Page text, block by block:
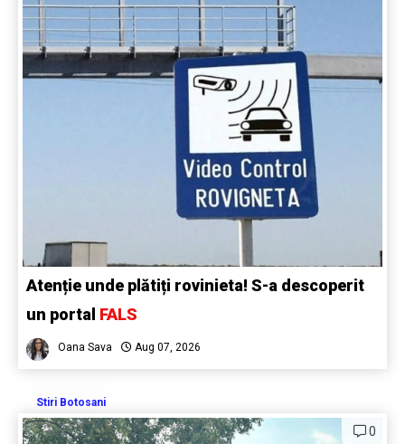
Atenție unde plătiți rovinieta! S-a descoperit
un portal FALS
Oana Sava Aug 07, 2026
Stiri Botosani
0